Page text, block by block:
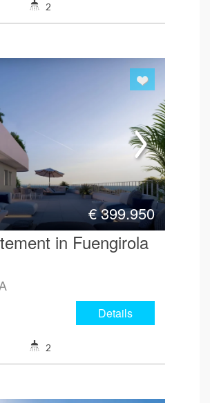
2
€399.950
in Fuengirola
Details
2